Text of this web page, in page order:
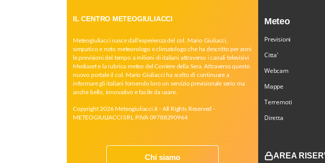
IL CENTRO METEOGIULIACCI
Meteogiuliacci nasce dall’esperienza del col. Mario Giuliacci,
simpatico e noto meteorologo e climatologo che ha descritto per anni
le previsioni del tempo a milioni di italiani attraverso i canali televisivi
Mediaset e la rubrica meteo del Corriere della Sera. Attraverso questo
nuovo portale il col. Mario Giuliacci ha scelto di continuare a
informare gli italiani fornendo loro un servizio previsionale serio ma
anche bello, innovativo e facile da usare.
Copyright 2026 Meteogiuliacci.it - All Rights Reserved -
METEOGIULIACCI SRL P.IVA 09788290964
Chi siamo
Meteo
Previsioni
Citta'
Webcam
Mappe
Terremoti
Diretta
AREA